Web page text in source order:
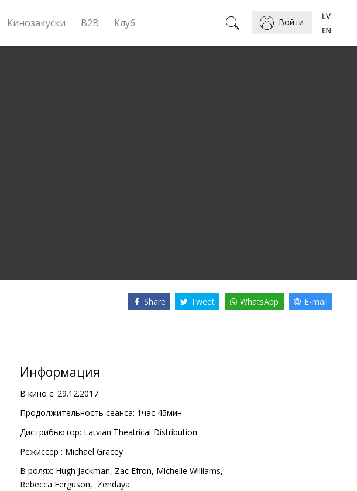
Кинозакуски B2B Клуб Войти
Share Tweet WhatsApp E-mail
Информация
В кино с: 29.12.2017
Продолжительность сеанса: 1час 45мин
Дистрибьютор: Latvian Theatrical Distribution
Pежиссер : Michael Gracey
В ролях: Hugh Jackman, Zac Efron, Michelle Williams,
Rebecca Ferguson, Zendaya